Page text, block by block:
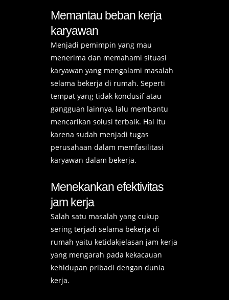
Memantau beban kerja
karyawan
Menjadi pemimpin yang mau
menerima dan memahami situasi
karyawan yang mengalami masalah
selama bekerja di rumah. Seperti
tempat yang tidak kondusif atau
gangguan lainnya, lalu membantu
mencarikan solusi terbaik. Hal itu
karena sudah menjadi tugas
perusahaan dalam memfasilitasi
karyawan dalam bekerja.
Menekankan efektivitas
jam kerja
Salah satu masalah yang cukup
sering terjadi selama bekerja di
rumah yaitu ketidakjelasan jam kerja
yang mengarah pada kekacauan
kehidupan pribadi dengan dunia
kerja.